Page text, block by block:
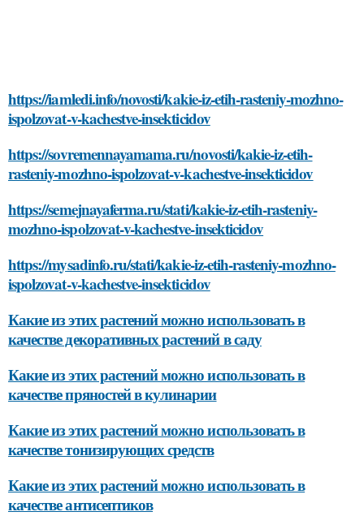
https://iamledi.info/novosti/kakie-iz-etih-rasteniy-mozhno-
ispolzovat-v-kachestve-insekticidov
https://sovremennayamama.ru/novosti/kakie-iz-etih-
rasteniy-mozhno-ispolzovat-v-kachestve-insekticidov
https://semejnayaferma.ru/stati/kakie-iz-etih-rasteniy-
mozhno-ispolzovat-v-kachestve-insekticidov
https://mysadinfo.ru/stati/kakie-iz-etih-rasteniy-mozhno-
ispolzovat-v-kachestve-insekticidov
Какие из этих растений можно использовать в
качестве декоративных растений в саду
Какие из этих растений можно использовать в
качестве пряностей в кулинарии
Какие из этих растений можно использовать в
качестве тонизирующих средств
Какие из этих растений можно использовать в
качестве антисептиков